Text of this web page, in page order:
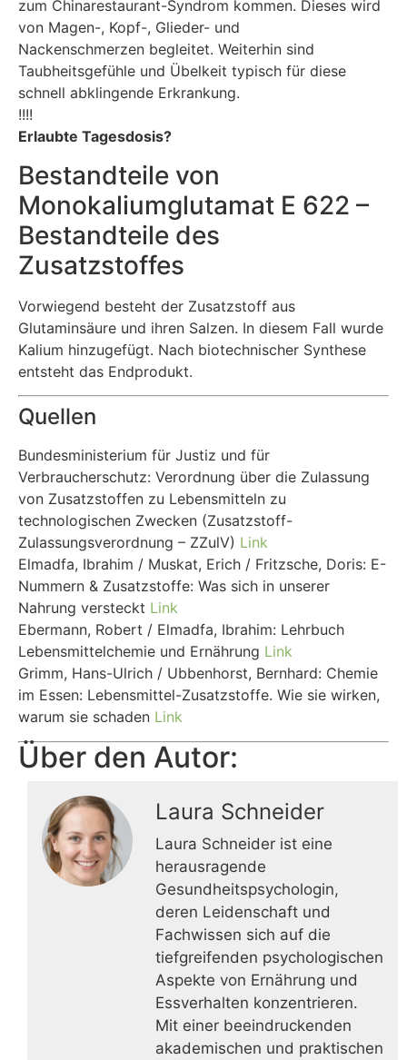
zum Chinarestaurant-Syndrom kommen. Dieses wird
von Magen-, Kopf-, Glieder- und
Nackenschmerzen begleitet. Weiterhin sind
Taubheitsgefühle und Übelkeit typisch für diese
schnell abklingende Erkrankung.
!!!!
Erlaubte Tagesdosis?
Bestandteile von
Monokaliumglutamat E 622 –
Bestandteile des
Zusatzstoffes
Vorwiegend besteht der Zusatzstoff aus
Glutaminsäure und ihren Salzen. In diesem Fall wurde
Kalium hinzugefügt. Nach biotechnischer Synthese
entsteht das Endprodukt.
Quellen
Bundesministerium für Justiz und für
Verbraucherschutz: Verordnung über die Zulassung
von Zusatzstoffen zu Lebensmitteln zu
technologischen Zwecken (Zusatzstoff-
Zulassungsverordnung – ZZulV) Link
Elmadfa, Ibrahim / Muskat, Erich / Fritzsche, Doris: E-
Nummern & Zusatzstoffe: Was sich in unserer
Nahrung versteckt Link
Ebermann, Robert / Elmadfa, Ibrahim: Lehrbuch
Lebensmittelchemie und Ernährung Link
Grimm, Hans-Ulrich / Ubbenhorst, Bernhard: Chemie
im Essen: Lebensmittel-Zusatzstoffe. Wie sie wirken,
warum sie schaden Link
Über den Autor:
Laura Schneider
Laura Schneider ist eine
herausragende
Gesundheitspsychologin,
deren Leidenschaft und
Fachwissen sich auf die
tiefgreifenden psychologischen
Aspekte von Ernährung und
Essverhalten konzentrieren.
Mit einer beeindruckenden
akademischen und praktischen